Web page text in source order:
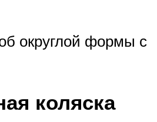
округлой формы с
коляска